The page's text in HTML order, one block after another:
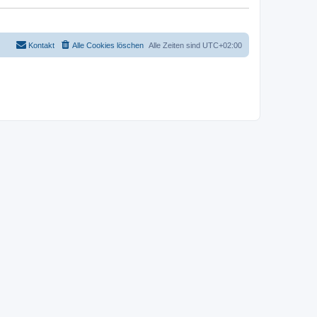
Alle Zeiten sind UTC+02:00
Alle Cookies löschen
Kontakt